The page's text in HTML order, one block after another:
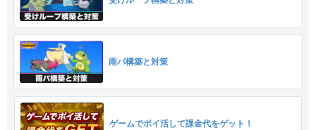
雨パ構築と対策
ゲームでポイ活して課金代をゲット！